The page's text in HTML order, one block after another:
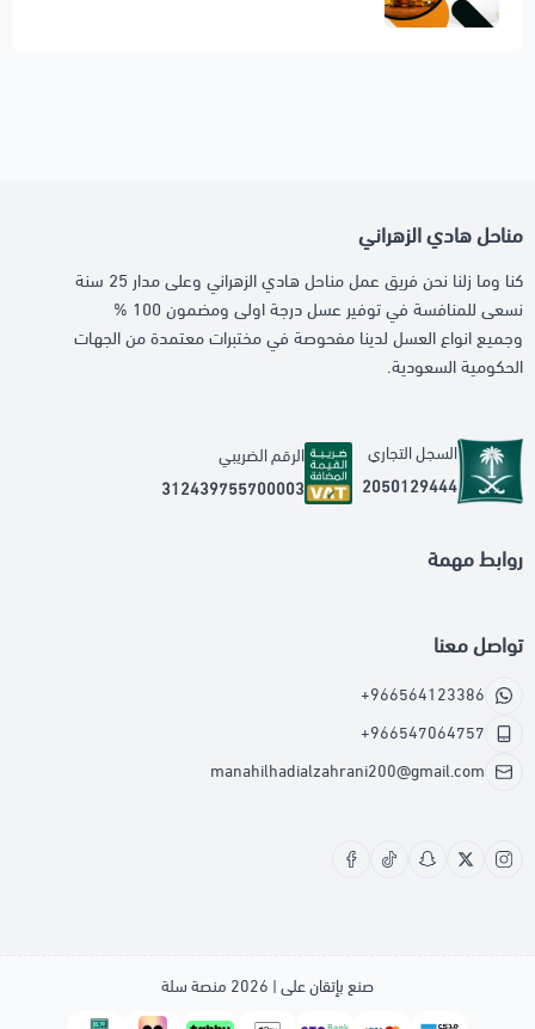
مناحل هادي الزهراني
كنا وما زلنا نحن فريق عمل مناحل هادي الزهراني وعلى مدار 25 سنة
نسعى للمنافسة في توفير عسل درجة اولى ومضمون 100 %
وجميع انواع العسل لدينا مفحوصة في مختبرات معتمدة من الجهات
الحكومية السعودية.
السجل التجاري
2050129444
الرقم الضريبي
312439755700003
روابط مهمة
تواصل معنا
+966564123386
+966547064757
manahilhadialzahrani200@gmail.com
صنع بإتقان على | 2026 منصة سلة